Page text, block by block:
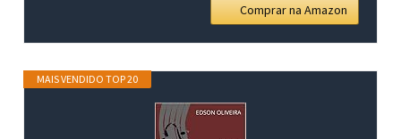
Comprar na Amazon
MAIS VENDIDO TOP 20